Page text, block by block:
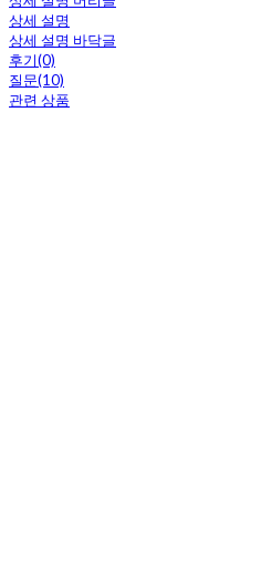
상세 설명
상세 설명 바닥글
후기(0)
질문(10)
관련 상품